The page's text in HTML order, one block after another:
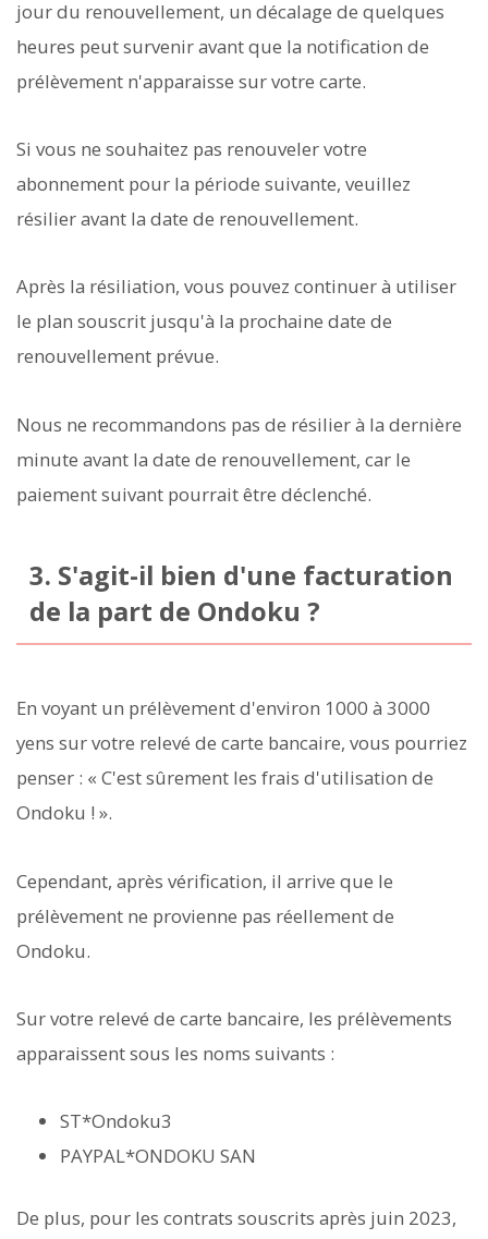
jour du renouvellement, un décalage de quelques
heures peut survenir avant que la notification de
prélèvement n'apparaisse sur votre carte.
Si vous ne souhaitez pas renouveler votre
abonnement pour la période suivante, veuillez
résilier avant la date de renouvellement.
Après la résiliation, vous pouvez continuer à utiliser
le plan souscrit jusqu'à la prochaine date de
renouvellement prévue.
Nous ne recommandons pas de résilier à la dernière
minute avant la date de renouvellement, car le
paiement suivant pourrait être déclenché.
3. S'agit-il bien d'une facturation
de la part de Ondoku ?
En voyant un prélèvement d'environ 1000 à 3000
yens sur votre relevé de carte bancaire, vous pourriez
penser : « C'est sûrement les frais d'utilisation de
Ondoku ! ».
Cependant, après vérification, il arrive que le
prélèvement ne provienne pas réellement de
Ondoku.
Sur votre relevé de carte bancaire, les prélèvements
apparaissent sous les noms suivants :
ST*Ondoku3
PAYPAL*ONDOKU SAN
De plus, pour les contrats souscrits après juin 2023,